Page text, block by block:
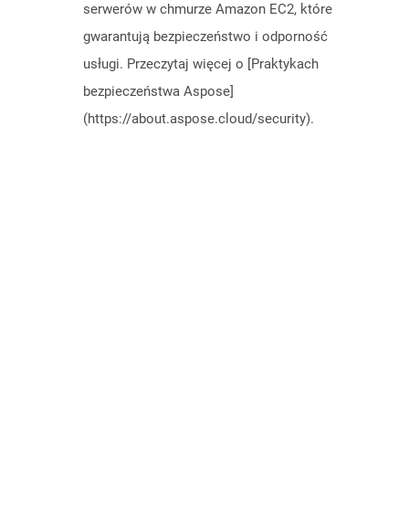
serwerów w chmurze Amazon EC2, które
gwarantują bezpieczeństwo i odporność
usługi. Przeczytaj więcej o [Praktykach
bezpieczeństwa Aspose]
(https://about.aspose.cloud/security).